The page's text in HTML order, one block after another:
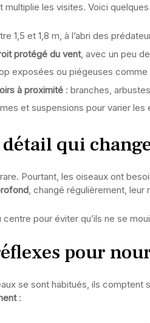
multiplie les visites. Voici
1,5 et 1,8 m, à l’abri des
protégé du vent, avec un peu
exposées ou piégeuses comme
à proximité : branches,
et suspensions pour varier les
détail qui
rare. Pourtant, les oiseaux ont
, changé régulièrement, leur
pour éviter qu’ils ne se
pour
se sont habitués, ils comptent
: